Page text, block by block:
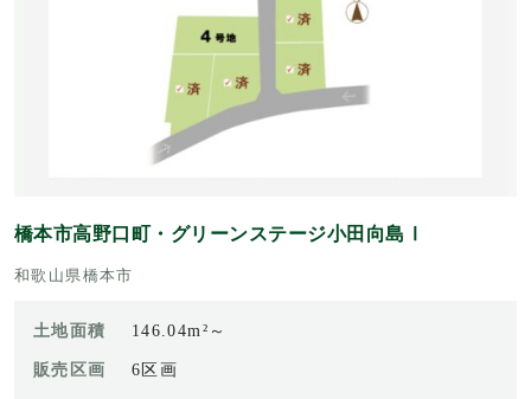
橋本市高野口町・グリーンステージ小田向島Ⅰ
和歌山県橋本市
土地面積 146.04m²～
販売区画 6区画